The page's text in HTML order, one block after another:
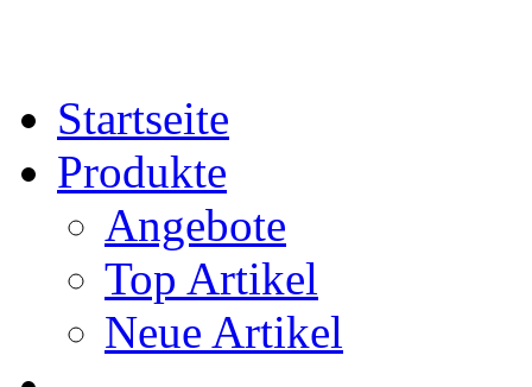
Startseite
Produkte
Angebote
Top Artikel
Neue Artikel